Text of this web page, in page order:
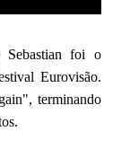
Sebastian foi o
Eurovisão.
terminando